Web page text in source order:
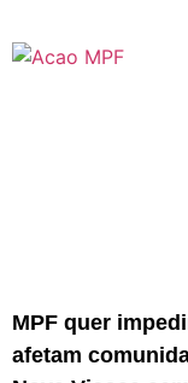
MPF quer
afetam